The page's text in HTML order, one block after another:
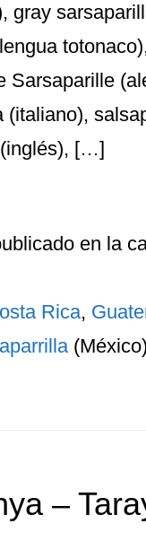
gray
Sarsaparille
(inglés), […]
en la
Rica,
(México)
–